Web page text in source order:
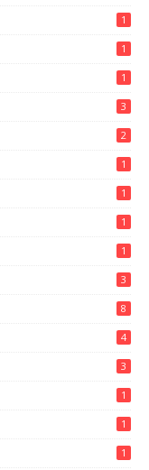
1
1
1
3
2
1
1
1
1
3
8
4
3
1
1
1